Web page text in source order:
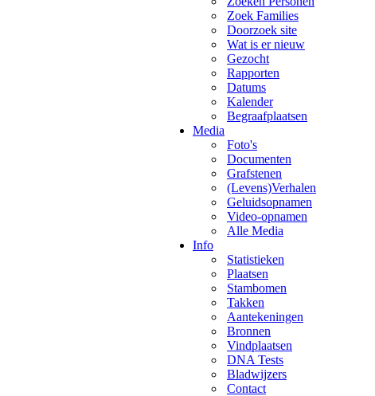
Zoek Families
Doorzoek site
Wat is er nieuw
Gezocht
Rapporten
Datums
Kalender
Begraafplaatsen
Media
Foto's
Documenten
Grafstenen
(Levens)Verhalen
Geluidsopnamen
Video-opnamen
Alle Media
Info
Statistieken
Plaatsen
Stambomen
Takken
Aantekeningen
Bronnen
Vindplaatsen
DNA Tests
Bladwijzers
Contact